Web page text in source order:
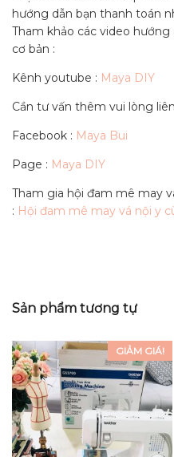
hướng dẫn bạn thanh toán
Tham khảo các video hướng
cơ bản :
Kênh youtube : Maya DIY
Cần tư vấn thêm vui lòng
Facebook : Maya Bui
Page : Maya DIY
Tham gia hội đam mê may
: Hội đam mê may vá nội y
Sản phẩm tương tự
GIẢM GIÁ!